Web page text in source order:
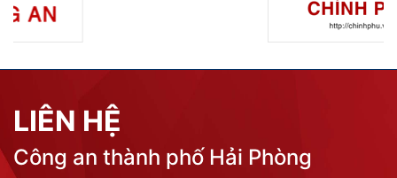
LIÊN HỆ
Công an thành phố Hải Phòng